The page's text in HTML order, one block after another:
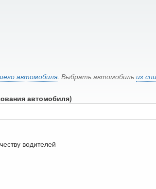
автомобиля. Выбрать автомобиль из
автомобиля)
водителей